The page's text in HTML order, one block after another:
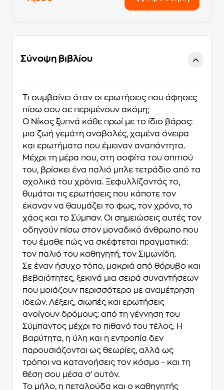
Σύνοψη βιβλίου
Τι συμβαίνει όταν οι ερωτήσεις που άφησες
πίσω σου σε περιμένουν ακόμη;
Ο Νίκος ξυπνά κάθε πρωί με το ίδιο βάρος:
μια ζωή γεμάτη αναβολές, χαμένα όνειρα
και ερωτήματα που έμειναν αναπάντητα.
Μέχρι τη μέρα που, στη σοφίτα του σπιτιού
του, βρίσκει ένα παλιό μπλε τετράδιο από τα
σχολικά του χρόνια. Ξεφυλλίζοντάς το,
θυμάται τις ερωτήσεις που κάποτε τον
έκαναν να θαυμάζει το φως, τον χρόνο, το
χάος και το Σύμπαν. Οι σημειώσεις αυτές τον
οδηγούν πίσω στον μοναδικό άνθρωπο που
του έμαθε πώς να σκέφτεται πραγματικά:
τον παλιό του καθηγητή, τον Σιμωνίδη.
Σε έναν ήσυχο τόπο, μακριά από θόρυβο και
βεβαιότητες, ξεκινά μια σειρά συναντήσεων
που μοιάζουν περισσότερο με αναμέτρηση
ιδεών. Λέξεις, σιωπές και ερωτήσεις
ανοίγουν δρόμους: από τη γέννηση του
Σύμπαντος μέχρι το πιθανό του τέλος. Η
βαρύτητα, η ύλη και η εντροπία δεν
παρουσιάζονται ως θεωρίες, αλλά ως
τρόποι να κατανοήσεις τον κόσμο - και τη
θέση σου μέσα σ’ αυτόν.
Το μήλο, η πεταλούδα και ο καθηγητής